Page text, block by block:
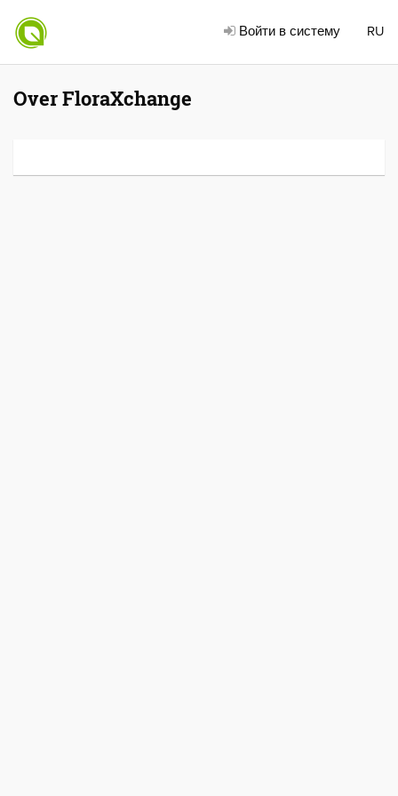
Войти в систему RU
Over FloraXchange